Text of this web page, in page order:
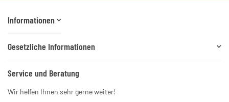
Informationen
Gesetzliche Informationen
Service und Beratung
Wir helfen Ihnen sehr gerne weiter!